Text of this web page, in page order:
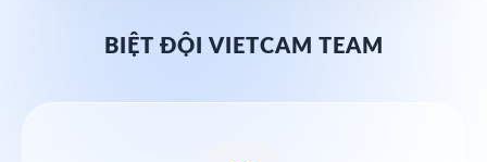
BIỆT ĐỘI VIETCAM TEAM